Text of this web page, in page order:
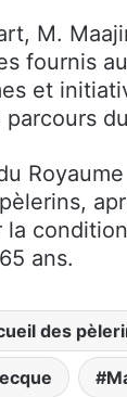
M.
fournis
et
ans.
des